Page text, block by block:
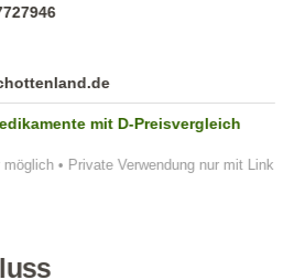
• Private Verwendung nur mit Link
mit D-Preisvergleich